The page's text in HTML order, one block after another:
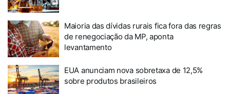
Maioria das dívidas rurais fica fora das regras
de renegociação da MP, aponta
levantamento
EUA anunciam nova sobretaxa de 12,5%
sobre produtos brasileiros